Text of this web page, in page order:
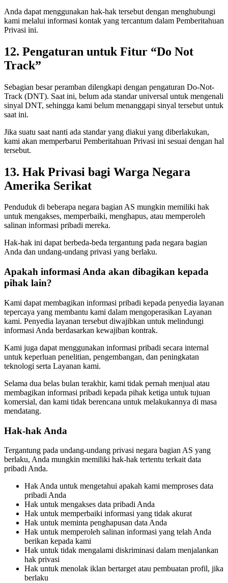
Anda dapat menggunakan hak-hak tersebut dengan menghubungi
kami melalui informasi kontak yang tercantum dalam Pemberitahuan
Privasi ini.
12. Pengaturan untuk Fitur “Do Not
Track”
Sebagian besar peramban dilengkapi dengan pengaturan Do-Not-
Track (DNT). Saat ini, belum ada standar universal untuk mengenali
sinyal DNT, sehingga kami belum menanggapi sinyal tersebut untuk
saat ini.
Jika suatu saat nanti ada standar yang diakui yang diberlakukan,
kami akan memperbarui Pemberitahuan Privasi ini sesuai dengan hal
tersebut.
13. Hak Privasi bagi Warga Negara
Amerika Serikat
Penduduk di beberapa negara bagian AS mungkin memiliki hak
untuk mengakses, memperbaiki, menghapus, atau memperoleh
salinan informasi pribadi mereka.
Hak-hak ini dapat berbeda-beda tergantung pada negara bagian
Anda dan undang-undang privasi yang berlaku.
Apakah informasi Anda akan dibagikan kepada
pihak lain?
Kami dapat membagikan informasi pribadi kepada penyedia layanan
tepercaya yang membantu kami dalam mengoperasikan Layanan
kami. Penyedia layanan tersebut diwajibkan untuk melindungi
informasi Anda berdasarkan kewajiban kontrak.
Kami juga dapat menggunakan informasi pribadi secara internal
untuk keperluan penelitian, pengembangan, dan peningkatan
teknologi serta Layanan kami.
Selama dua belas bulan terakhir, kami tidak pernah menjual atau
membagikan informasi pribadi kepada pihak ketiga untuk tujuan
komersial, dan kami tidak berencana untuk melakukannya di masa
mendatang.
Hak-hak Anda
Tergantung pada undang-undang privasi negara bagian AS yang
berlaku, Anda mungkin memiliki hak-hak tertentu terkait data
pribadi Anda.
Hak Anda untuk mengetahui apakah kami memproses data
pribadi Anda
Hak untuk mengakses data pribadi Anda
Hak untuk memperbaiki informasi yang tidak akurat
Hak untuk meminta penghapusan data Anda
Hak untuk memperoleh salinan informasi yang telah Anda
berikan kepada kami
Hak untuk tidak mengalami diskriminasi dalam menjalankan
hak privasi
Hak untuk menolak iklan bertarget atau pembuatan profil, jika
berlaku